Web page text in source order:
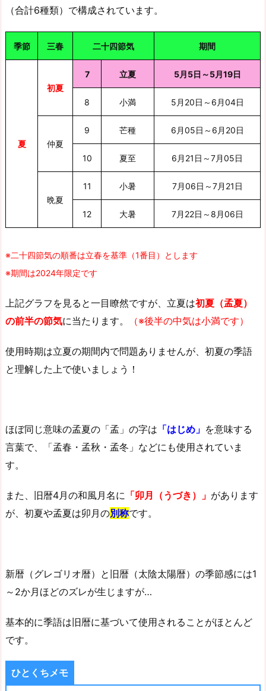
（合計6種類）で構成されています。
季節 三春 二十四節気 期間
夏
初夏
7 立夏 5月5日～5月19日
8 小満 5月20日～6月04日
仲夏
9 芒種 6月05日～6月20日
10 夏至 6月21日～7月05日
晩夏
11 小暑 7月06日～7月21日
12 大暑 7月22日～8月06日
※二十四節気の順番は立春を基準（1番目）とします
※期間は2024年限定です
上記グラフを見ると一目瞭然ですが、立夏は初夏（孟夏）
の前半の節気に当たります。 （※後半の中気は小満です）
使用時期は立夏の期間内で問題ありませんが、初夏の季語
と理解した上で使いましょう！
ほぼ同じ意味の孟夏の「孟」の字は 「はじめ」 を意味する
言葉で、「孟春・孟秋・孟冬」などにも使用されていま
す。
また、旧暦4月の和風月名に 「卯月（うづき）」 があります
が、初夏や孟夏は卯月の別称です。
新暦（グレゴリオ暦）と旧暦（太陰太陽暦）の季節感には1
～2か月ほどのズレが生じますが…
基本的に季語は旧暦に基づいて使用されることがほとんど
です。
ひとくちメモ